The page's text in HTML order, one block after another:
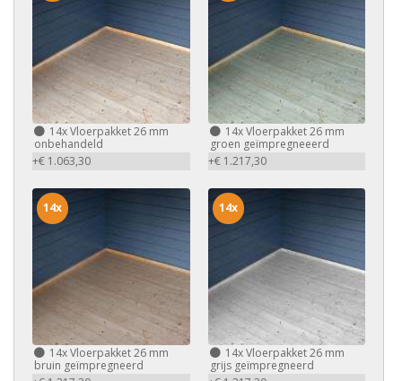
14xVloerpakket 26 mm
onbehandeld
+€ 1.063,30
14xVloerpakket 26 mm
groen geïmpregneeerd
+€ 1.217,30
14xVloerpakket 26 mm
bruin geïmpregneerd
14x
14xVloerpakket 26 mm
grijs geïmpregneerd
14x